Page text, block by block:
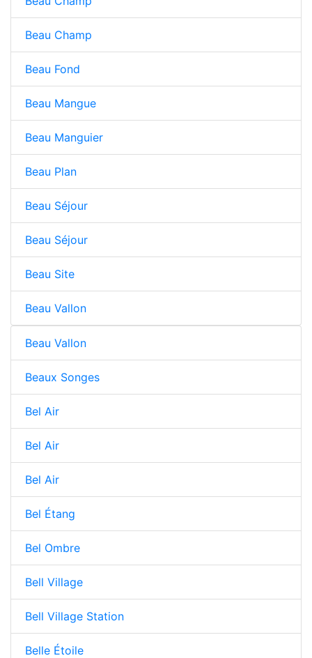
Beau Champ
Beau Fond
Beau Mangue
Beau Manguier
Beau Plan
Beau Séjour
Beau Séjour
Beau Site
Beau Vallon
Beau Vallon
Beaux Songes
Bel Air
Bel Air
Bel Air
Bel Étang
Bel Ombre
Bell Village
Bell Village Station
Belle Étoile